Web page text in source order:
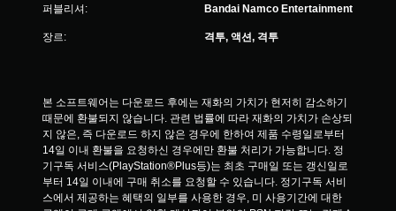
퍼블리셔: Bandai Namco Entertainment
장르: 격투, 액션, 격투
본 소프트웨어는 다운로드 후에는 재화의 가치가 현저히 감소하기
때문에 환불되지 않습니다. 관련 법률에 따라 재화의 가치가 손상되
지 않은, 즉 다운로드 하지 않은 경우에 한하여 제품 수령일로부터
14일 이내 환불을 요청하신 경우에만 환불 처리가 가능합니다. 정
기구독 서비스(PlayStation®Plus등)는 최초 구매일 또는 갱신일로
부터 14일 이내에 구매 취소를 요청할 수 있습니다. 정기구독 서비
스에서 제공하는 혜택의 일부를 사용한 경우, 미 사용기간에 대한